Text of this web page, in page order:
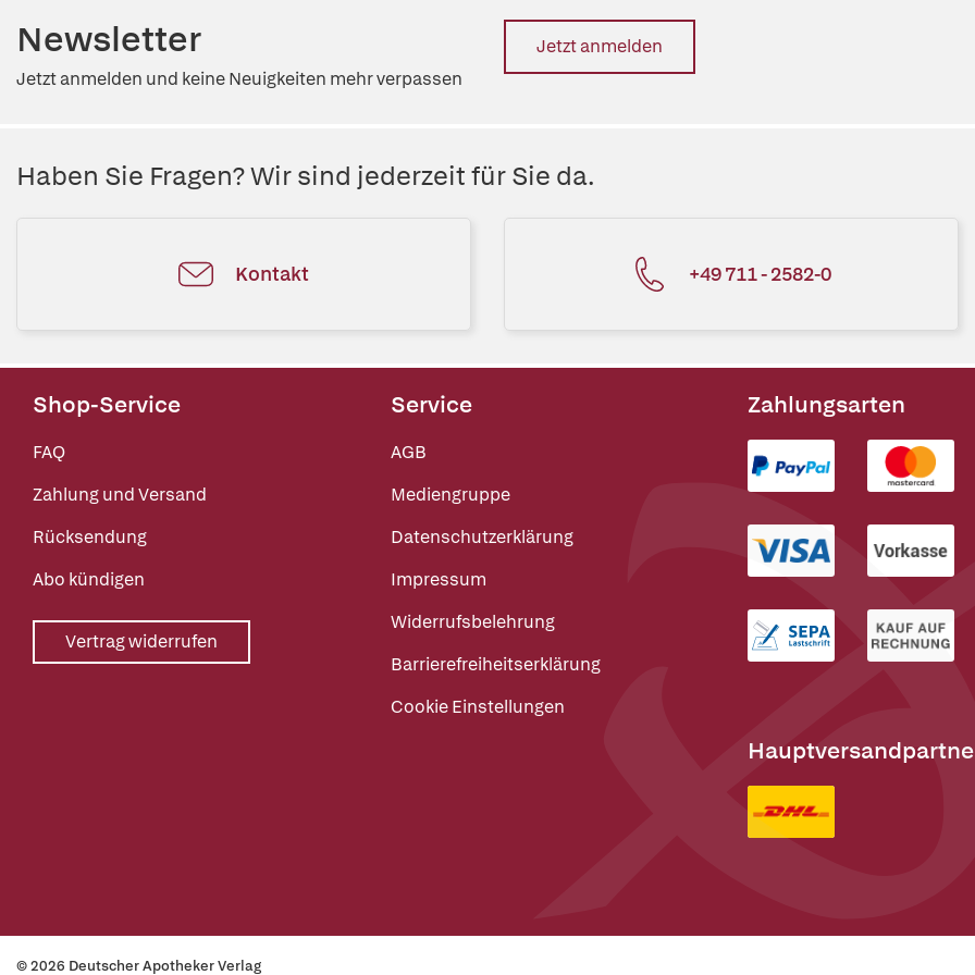
Newsletter
Jetzt anmelden und keine Neuigkeiten mehr verpassen
Jetzt anmelden
Haben Sie Fragen? Wir sind jederzeit für Sie da.
Kontakt +49 711 - 2582-0
Shop-Service
FAQ
Zahlung und Versand
Rücksendung
Abo kündigen
Vertrag widerrufen
Service
AGB
Mediengruppe
Datenschutzerklärung
Impressum
Widerrufsbelehrung
Barrierefreiheitserklärung
Cookie Einstellungen
Zahlungsarten
© 2026 Deutscher Apotheker Verlag